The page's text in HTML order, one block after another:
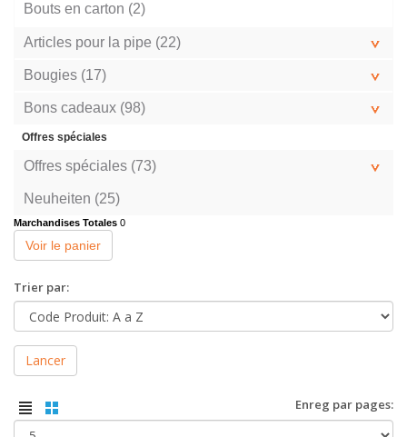
Bouts en carton (2)
Articles pour la pipe (22)
Bougies (17)
Bons cadeaux (98)
Offres spéciales
Offres spéciales (73)
Neuheiten (25)
Marchandises Totales 0
Voir le panier
Trier par:
Lancer
Enreg par pages: